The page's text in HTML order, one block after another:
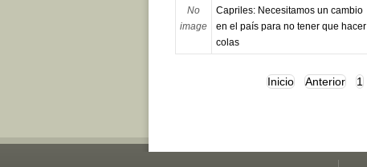
No
image
Capriles: Necesitamos un cambio
en el país para no tener que hacer
colas
Inicio Anterior 1